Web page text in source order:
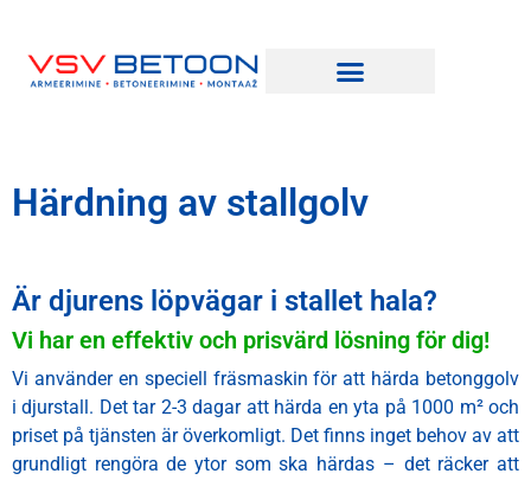
Härdning av stallgolv
Är djurens löpvägar i stallet hala?
Vi har en effektiv och prisvärd lösning för dig!
Vi använder en speciell fräsmaskin för att härda betonggolv
i djurstall. Det tar 2-3 dagar att härda en yta på 1000 m² och
priset på tjänsten är överkomligt. Det finns inget behov av att
grundligt rengöra de ytor som ska härdas – det räcker att